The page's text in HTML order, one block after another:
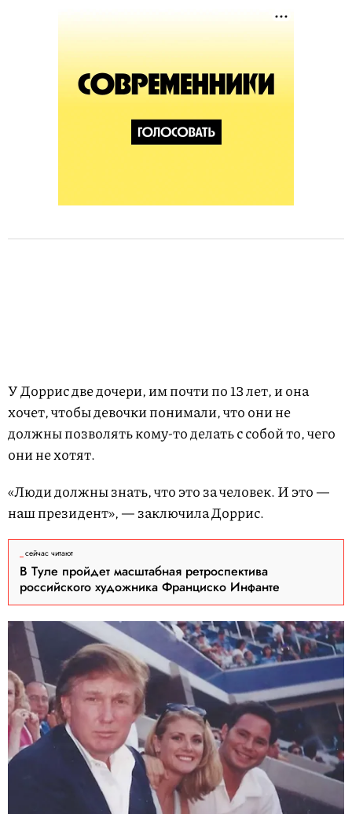
У Доррис две дочери, им почти по 13 лет, и она
хочет, чтобы девочки понимали, что они не
должны позволять кому-то делать с собой то, чего
они не хотят.
«Люди должны знать, что это за человек. И это —
наш президент», — заключила Доррис.
сейчас читают
В Туле пройдет масштабная ретроспектива
российского художника Франциско Инфанте